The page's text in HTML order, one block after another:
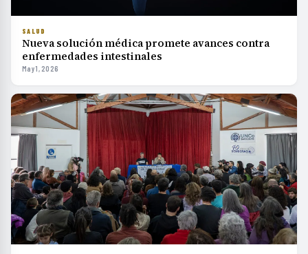
SALUD
Nueva solución médica promete avances contra
enfermedades intestinales
May 1, 2026